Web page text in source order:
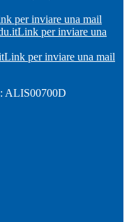
per inviare una mail
Link per inviare una
Link per inviare una mail
ALIS00700D